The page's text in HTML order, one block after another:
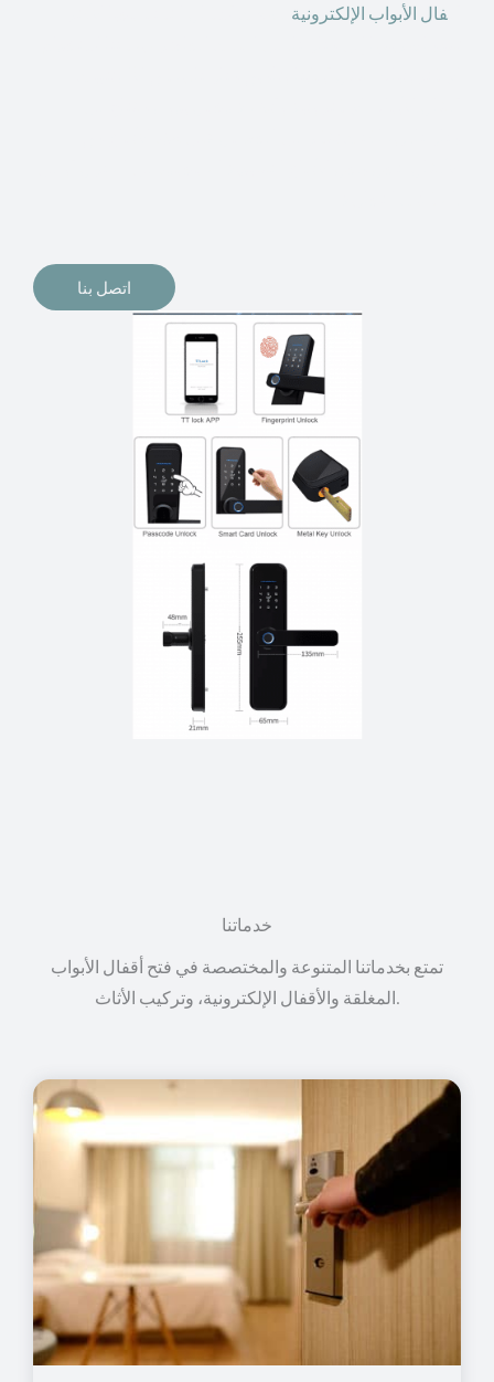
فال الأبواب الإلكترونية
اتصل بنا
خدماتنا
تمتع بخدماتنا المتنوعة والمختصصة في فتح أقفال الأبواب